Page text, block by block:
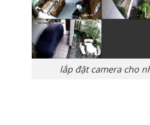
lắp đặt camera cho